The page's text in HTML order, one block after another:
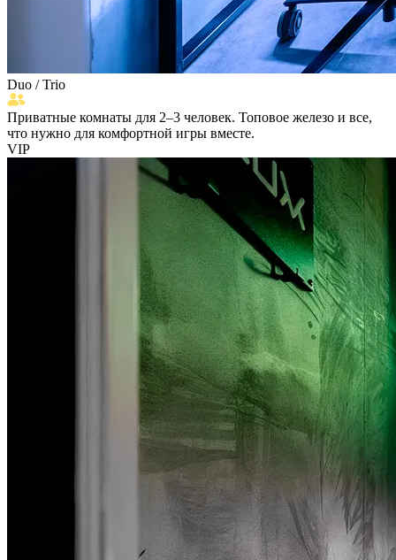
Duo /Trio
Приватные комнаты для 2–3 человек. Топовое железо и все,
что нужно для комфортной игры вместе.
VIP